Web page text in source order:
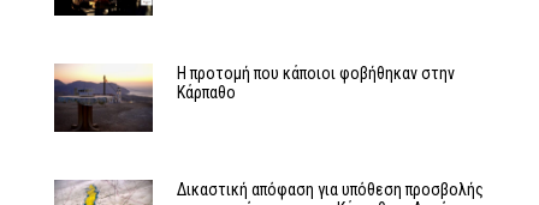
Η προτομή που κάποιοι φοβήθηκαν στην
Κάρπαθο
Δικαστική απόφαση για υπόθεση προσβολής